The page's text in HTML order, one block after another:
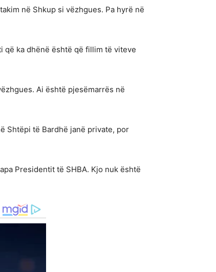
në Shkup si vëzhgues. Pa hyrë në
që ka dhënë është që fillim të viteve
Ai është pjesëmarrës në
Shtëpi të Bardhë janë private, por
Presidentit të SHBA. Kjo nuk është